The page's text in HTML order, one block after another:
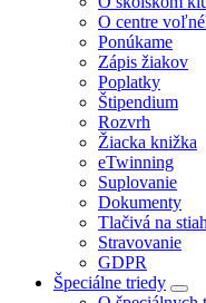
O centre
Ponúkame
Zápis žiakov
Poplatky
Štipendium
Rozvrh
Žiacka knižka
eTwinning
Suplovanie
Dokumenty
Tlačivá na
Stravovanie
GDPR
Špeciálne triedy